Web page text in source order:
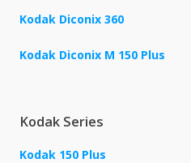
Kodak Diconix 360
Kodak Diconix M 150 Plus
Kodak Series
Kodak 150 Plus